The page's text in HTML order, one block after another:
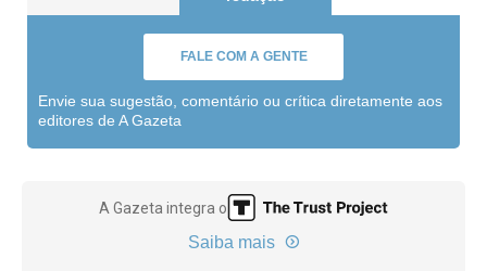
FALE COM A GENTE
Envie sua sugestão, comentário ou crítica diretamente aos
editores de A Gazeta
A Gazeta integra o
Saiba mais